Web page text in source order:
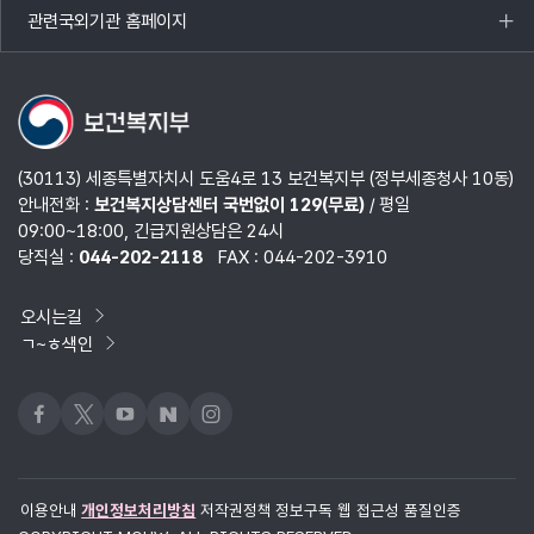
관련국외기관 홈페이지
목록
열기
(30113) 세종특별자치시 도움4로 13 보건복지부 (정부세종청사 10동)
안내전화 : 보건복지상담센터 국번없이 129(무료)/ 평일
09:00~18:00, 긴급지원상담은 24시
당직실 : 044-202-2118 FAX : 044-202-3910
오시는길
ㄱ~ㅎ색인
페이스북
x 유튜브네이버블로그
인스타그램
이용안내 개인정보처리방침 저작권정책 정보구독 웹 접근성 품질인증